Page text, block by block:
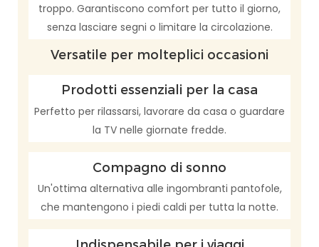
troppo. Garantiscono comfort per tutto il giorno,
senza lasciare segni o limitare la circolazione.
Versatile per molteplici occasioni
Prodotti essenziali per la casa
Perfetto per rilassarsi, lavorare da casa o guardare
la TV nelle giornate fredde.
Compagno di sonno
Un'ottima alternativa alle ingombranti pantofole,
che mantengono i piedi caldi per tutta la notte.